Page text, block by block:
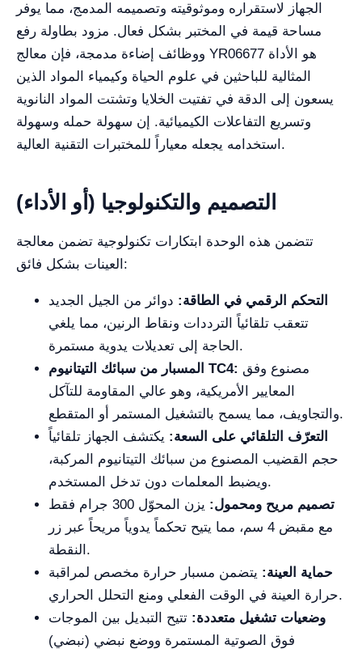
الجهاز لاستقراره وموثوقيته وتصميمه المدمج، مما يوفر
مساحة قيمة في المختبر بشكل فعال. مزود بطاولة رفع
ووظائف إضاءة مدمجة، فإن معالج YR06677 هو الأداة
المثالية للباحثين في علوم الحياة وكيمياء المواد الذين
يسعون إلى الدقة في تفتيت الخلايا وتشتت المواد النانوية
وتسريع التفاعلات الكيميائية. إن سهولة حمله وسهولة
استخدامه يجعله معياراً للمختبرات التقنية العالية.
التصميم والتكنولوجيا (أو الأداء)
تتضمن هذه الوحدة ابتكارات تكنولوجية تضمن معالجة
العينات بشكل فائق:
التحكم الرقمي في الطاقة: دوائر من الجيل الجديد
تتعقب تلقائياً الترددات ونقاط الرنين، مما يلغي
الحاجة إلى تعديلات يدوية مستمرة.
المسبار من سبائك التيتانيوم TC4:
المعايير الأمريكية، وهو عالي المقاومة للتآكل
والتجاويف، مما يسمح بالتشغيل المستمر أو المتقطع.
التعرّف التلقائي على السعة: يكتشف الجهاز تلقائياً
حجم القضيب المصنوع من سبائك التيتانيوم المركبة،
ويضبط المعلمات دون تدخل المستخدم.
تصميم مريح ومحمول:
يزن المحوّل 300 جرام فقط
مع مقبض 4 سم، مما يتيح تحكماً يدوياً مريحاً عبر زر
النقطة.
حماية العينة: يتضمن مسبار حرارة مخصص لمراقبة
حرارة العينة في الوقت الفعلي ومنع التحلل الحراري.
وضعيات تشغيل متعددة: تتيح التبديل بين الموجات
فوق الصوتية المستمرة ووضع نبضي (نبضي)